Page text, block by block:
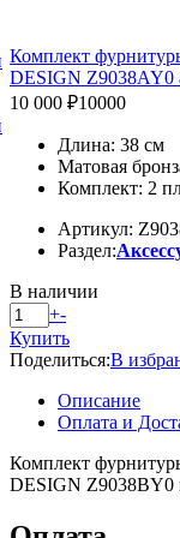
Комплект
DESIGN Z9038AY0
10 000 ₽10000
Длина: 38 см
Матовая
Комплект: 2
Артикул:
Раздел:
В наличии
+-
Купить
Поделиться:В
Описание
Оплата и
Комплект
DESIGN Z9038BY0